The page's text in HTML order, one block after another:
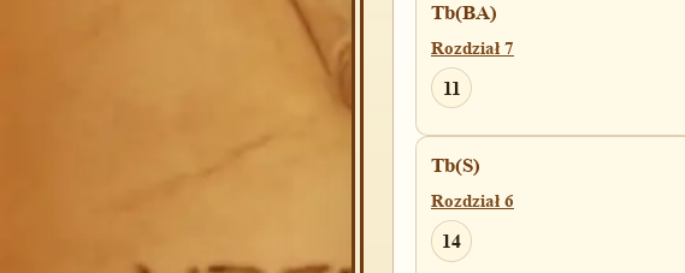
Tb(BA)
Rozdział 7
11
Tb(S)
Rozdział 6
14